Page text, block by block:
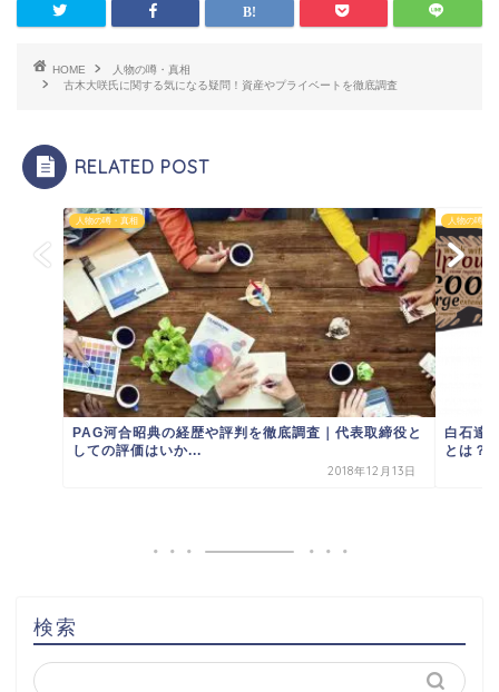
HOME
人物の噂・真相
古木大咲氏に関する気になる疑問！資産やプライベートを徹底調査
RELATED POST
人物の噂・真相
PAG河合昭典の経歴や評判を徹底調査｜代表取締役と
しての評価はいか...
2018年12月13日
人物の噂・
白石達
とは？
検索